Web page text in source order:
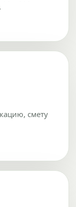
смету